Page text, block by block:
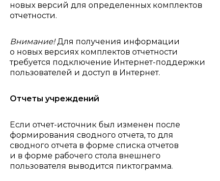
новых версий для определенных комплектов
отчетности.
Внимание!Для получения информации
о новых версиях комплектов отчетности
требуется подключение Интернет-поддержки
пользователей и доступ в Интернет.
Отчеты учреждений
Если отчет-источник был изменен после
формирования сводного отчета, то для
сводного отчета в форме списка отчетов
и в форме рабочего стола внешнего
пользователя выводится пиктограмма.